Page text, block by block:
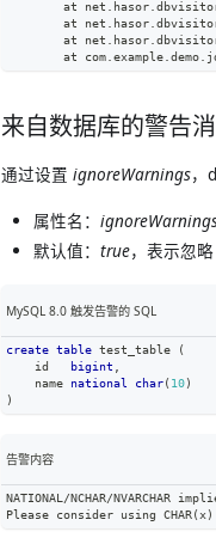
at
at
at
at
来自数据库的警告
通过设置 ignoreWarnings，
属性名：
默认值： true，表示忽略
MySQL 8.0 触发告警的 SQL
create table test_table
(
    id
bigint
    name
national char( 10)
)
告警内容
NATIONAL/NCHAR/
Please consider using CHAR(x)